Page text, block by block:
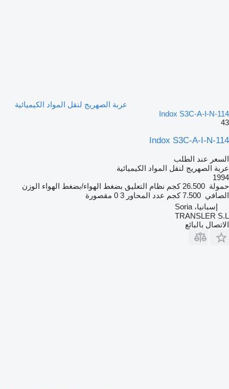
عربة الصهريج لنقل المواد الكيميائية
Indox S3C-A-I-N-114
43
Indox S3C-A-I-N-114
السعر عند الطلب
عربة الصهريج لنقل المواد الكيميائية
1994
حمولة 26.500 كجم نظام التعليق بضغط الهواء/بضغط الهواء الوزن
الصافي 7.500 كجم عدد المحاور 3 0 مقصورة
إسبانيا، Soria
TRANSLER S.L
الاتصال بالبائع